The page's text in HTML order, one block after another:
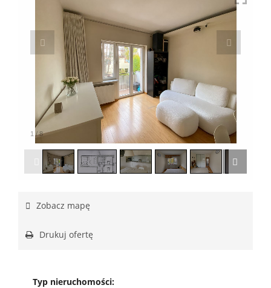
1 /8
Zobacz mapę
Drukuj ofertę
Typ nieruchomości: